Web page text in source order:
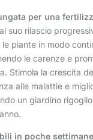
per una
suo rilascio
piante in modo
le carenze e
Stimola la crescita
alle malattie e
un giardino
in poche